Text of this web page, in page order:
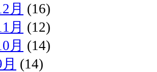
月 (16)
月 (12)
月 (14)
(14)